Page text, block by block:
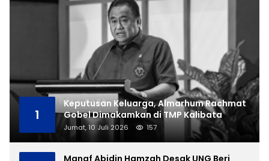
1
Keputusan Keluarga, Almarhum Rachmat
Gobel Dimakamkan di TMP Kalibata
Jumat, 10 Juli 2026 157
Manaf Abidin Hamzah Desak UNG Beri